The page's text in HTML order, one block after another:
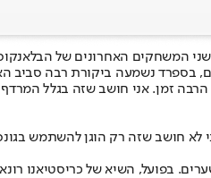
המשחקים האחרונים של
בספרד נשמעה ביקורת רבה סביב
חושב שזה רק הוגן להשתמש